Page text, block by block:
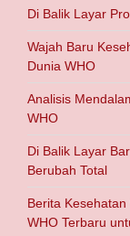
Di Balik Layar
Wajah Baru
Dunia WHO
Analisis
WHO
Di Balik Layar
Berubah Total
Berita
WHO Terbaru